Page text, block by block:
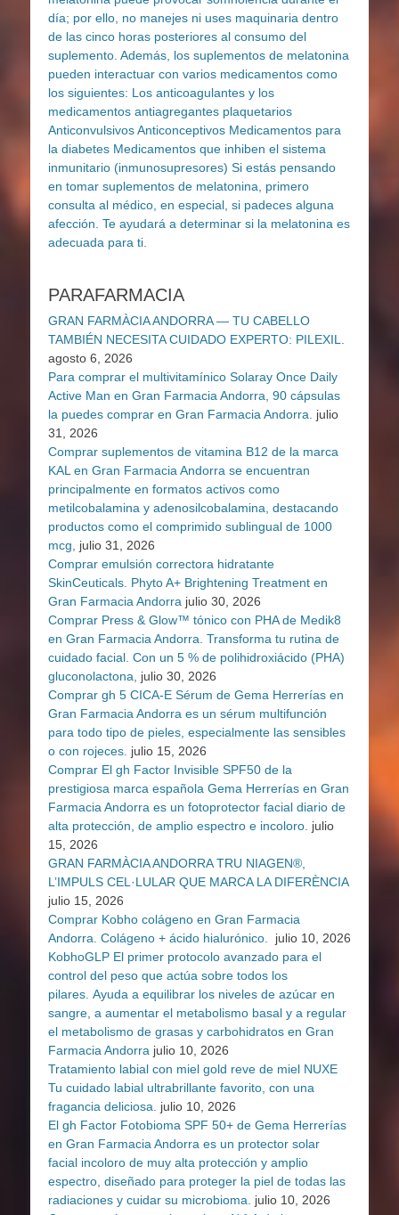
PARAFARMACIA
GRAN FARMÀCIA ANDORRA — TU CABELLO
TAMBIÉN NECESITA CUIDADO EXPERTO: PILEXIL.
agosto 6, 2026
Para comprar el multivitamínico Solaray Once Daily
Active Man en Gran Farmacia Andorra, 90 cápsulas
la puedes comprar en Gran Farmacia Andorra.
julio
31, 2026
Comprar suplementos de vitamina B12 de la marca
KAL en Gran Farmacia Andorra se encuentran
principalmente en formatos activos como
metilcobalamina y adenosilcobalamina, destacando
productos como el comprimido sublingual de 1000
mcg,
julio 31, 2026
Comprar emulsión correctora hidratante
SkinCeuticals. Phyto A+ Brightening Treatment en
Gran Farmacia Andorra julio 30, 2026
Comprar Press & Glow™ tónico con PHA de Medik8
en Gran Farmacia Andorra. Transforma tu rutina de
cuidado facial. Con un 5 % de polihidroxiácido (PHA)
gluconolactona,
julio 30, 2026
Comprar gh 5 CICA-E Sérum de Gema Herrerías en
Gran Farmacia Andorra es un sérum multifunción
para todo tipo de pieles, especialmente las sensibles
o con rojeces. julio 15, 2026
Comprar El gh Factor Invisible SPF50 de la
prestigiosa marca española Gema Herrerías en Gran
Farmacia Andorra es un fotoprotector facial diario de
alta protección, de amplio espectro e incoloro. julio
15, 2026
GRAN FARMÀCIA ANDORRA TRU NIAGEN®,
L’IMPULS CEL·LULAR QUE MARCA LA DIFERÈNCIA
julio 15, 2026
Comprar Kobho colágeno en Gran Farmacia
Andorra. Colágeno + ácido hialurónico.
julio 10, 2026
KobhoGLP El primer protocolo avanzado para el
control del peso que actúa sobre todos los
pilares. Ayuda a equilibrar los niveles de azúcar en
sangre, a aumentar el metabolismo basal y a regular
el metabolismo de grasas y carbohidratos en Gran
Farmacia Andorra julio 10, 2026
Tratamiento labial con miel gold reve de miel NUXE
Tu cuidado labial ultrabrillante favorito, con una
fragancia deliciosa.
julio 10, 2026
El gh Factor Fotobioma SPF 50+ de Gema Herrerías
en Gran Farmacia Andorra es un protector solar
facial incoloro de muy alta protección y amplio
espectro, diseñado para proteger la piel de todas las
radiaciones y cuidar su microbioma.
julio 10, 2026